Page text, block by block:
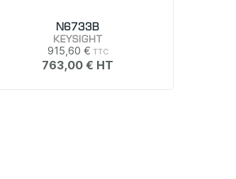
N6733B
KEYSIGHT
915,60 €
763,00 €